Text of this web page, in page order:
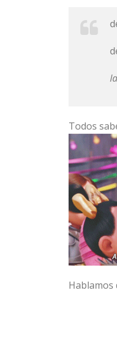
Todos
Hablamos